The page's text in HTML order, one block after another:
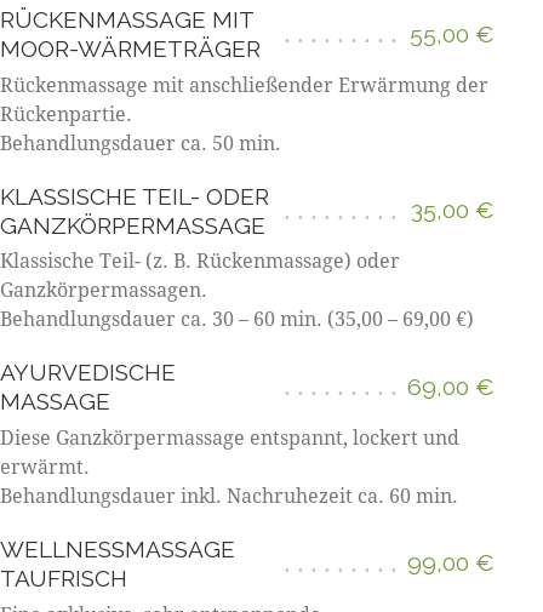
RÜCKENMASSAGE MIT
MOOR-WÄRMETRÄGER
55,00 €
Rückenmassage mit anschließender Erwärmung der
Rückenpartie.
Behandlungsdauer ca. 50 min.
KLASSISCHE TEIL- ODER
GANZKÖRPERMASSAGE
35,00 €
Klassische Teil- (z. B. Rückenmassage) oder
Ganzkörpermassagen.
Behandlungsdauer ca. 30 – 60 min. (35,00 – 69,00 €)
AYURVEDISCHE
MASSAGE
69,00 €
Diese Ganzkörpermassage entspannt, lockert und
erwärmt.
Behandlungsdauer inkl. Nachruhezeit ca. 60 min.
WELLNESSMASSAGE
TAUFRISCH
99,00 €